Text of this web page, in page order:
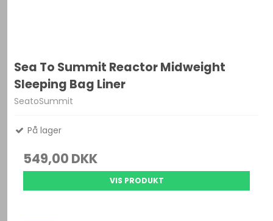
Sea To Summit Reactor Midweight
Sleeping Bag Liner
SeatoSummit
På lager
549,00 DKK
VIS PRODUKT